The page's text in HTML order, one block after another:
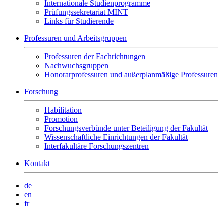
Internationale Studienprogramme
Prüfungssekretariat MINT
Links für Studierende
Professuren und Arbeitsgruppen
Professuren der Fachrichtungen
Nachwuchsgruppen
Honorarprofessuren und außerplanmäßige Professuren
Forschung
Habilitation
Promotion
Forschungsverbünde unter Beteiligung der Fakultät
Wissenschaftliche Einrichtungen der Fakultät
Interfakultäre Forschungszentren
Kontakt
de
en
fr